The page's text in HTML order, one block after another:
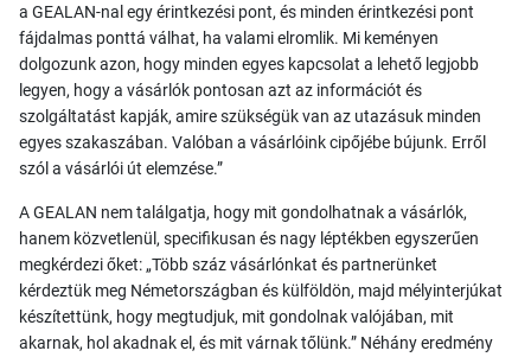
a GEALAN-nal egy érintkezési pont, és minden érintkezési pont
fájdalmas ponttá válhat, ha valami elromlik. Mi keményen
dolgozunk azon, hogy minden egyes kapcsolat a lehető legjobb
legyen, hogy a vásárlók pontosan azt az információt és
szolgáltatást kapják, amire szükségük van az utazásuk minden
egyes szakaszában. Valóban a vásárlóink cipőjébe bújunk. Erről
szól a vásárlói út elemzése.”
A GEALAN nem találgatja, hogy mit gondolhatnak a vásárlók,
hanem közvetlenül, specifikusan és nagy léptékben egyszerűen
megkérdezi őket: „Több száz vásárlónkat és partnerünket
kérdeztük meg Németországban és külföldön, majd mélyinterjúkat
készítettünk, hogy megtudjuk, mit gondolnak valójában, mit
akarnak, hol akadnak el, és mit várnak tőlünk.” Néhány eredmény